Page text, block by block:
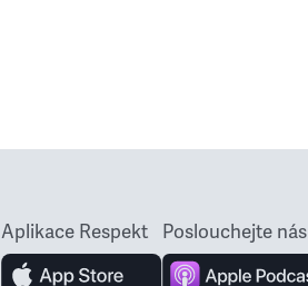
Aplikace Respekt Poslouchejte nás